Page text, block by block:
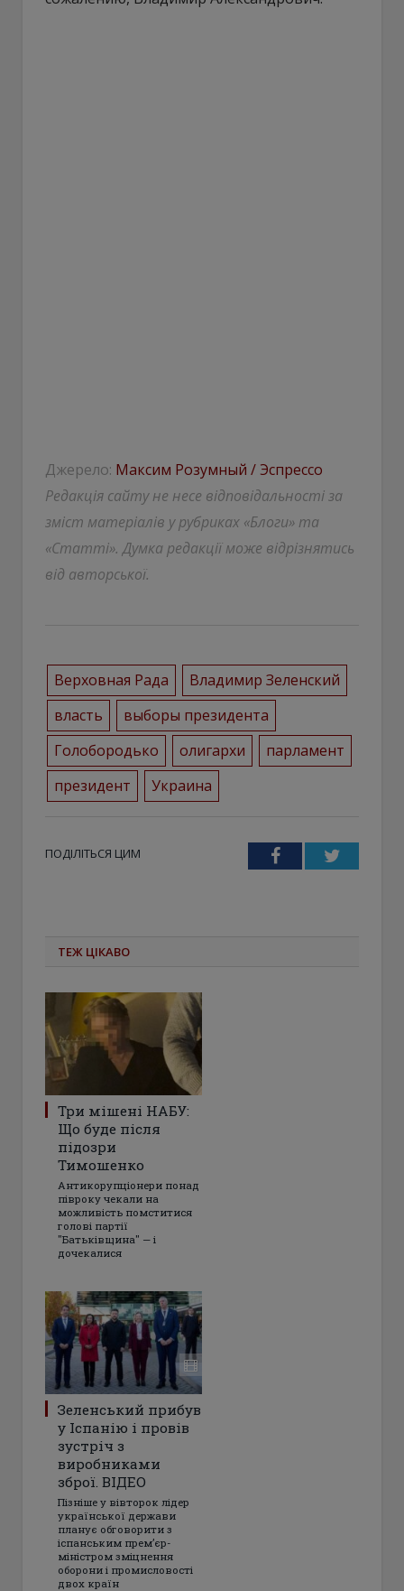
Джерело: Максим Розумный / Эспрессо
Редакція сайту не несе відповідальності за
зміст матеріалів у рубриках «Блоги» та
«Статті». Думка редакції може відрізнятись
від авторської.
Верховная Рада
Владимир Зеленский
власть
выборы президента
Голобородько
олигархи
парламент
президент
Украина
ПОДІЛІТЬСЯ ЦИМ FacebookTwitter
ТЕЖ ЦІКАВО
Три мішені НАБУ:
Що буде після
підозри
Тимошенко
Антикорупціонери понад
півроку чекали на
можливість помститися
голові партії
"Батьківщина" — і
дочекалися
Зеленський прибув
у Іспанію і провів
зустріч з
виробниками
зброї. ВІДЕО
Пізніше у вівторок лідер
української держави
планує обговорити з
іспанським прем’єр-
міністром зміцнення
оборони і промисловості
двох країн